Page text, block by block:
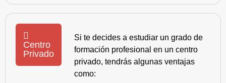
Centro
Privado
Si te decides a estudiar un grado de
formación profesional en un centro
privado, tendrás algunas ventajas
como: